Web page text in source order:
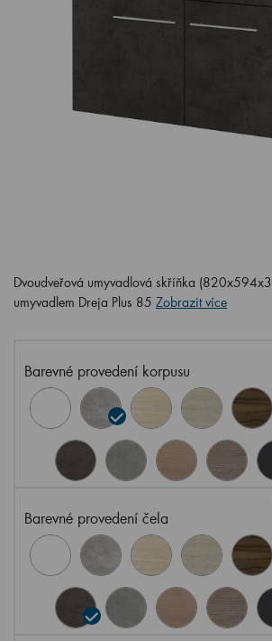
Dvoudveřová umyvadlová skříňka
umyvadlem Dreja Plus 85 Zobrazit více
Barevné provedení korpusu
Barevné provedení čela